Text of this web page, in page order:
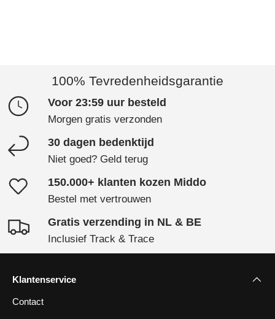
100% Tevredenheidsgarantie
Voor 23:59 uur besteld
Morgen gratis verzonden
30 dagen bedenktijd
Niet goed? Geld terug
150.000+ klanten kozen Middo
Bestel met vertrouwen
Gratis verzending in NL & BE
Inclusief Track & Trace
Klantenservice
Contact